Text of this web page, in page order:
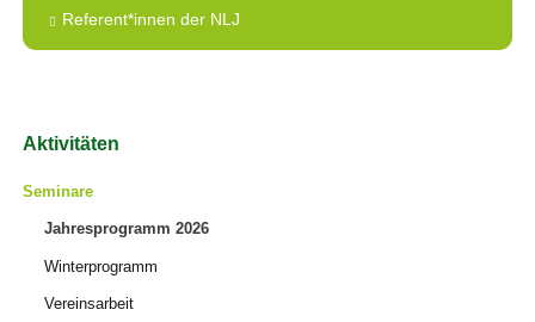
Referent*innen der NLJ
Navigation
Aktivitäten
Seminare
Jahresprogramm 2026
Winterprogramm
Vereinsarbeit